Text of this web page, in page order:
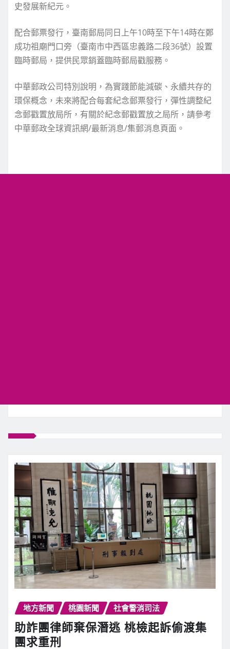
史發展新紀元。
配合郵票發行，臺南郵局同日上午10時至下午14時在鄭
成功祖廟門口旁（臺南市中西區忠義路二段36號）設置
臨時郵局，提供民眾銷蓋臨時郵局戳服務。
中華郵政公司特別說明，為實踐節能減碳、永續共存的
環保概念，未來將配合每套紀念郵票發行，彈性調整紀
念郵戳置放局所，有關於紀念郵戳置放之局所，請參考
中華郵政全球資訊網/最新消息/集郵消息頁面。
地方新聞 桃園新聞 社會警消司法
助詐團律師棄保潛逃 桃檢起訴偷渡集
團求重刑